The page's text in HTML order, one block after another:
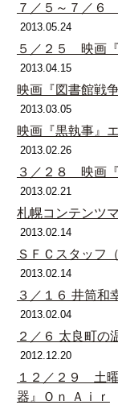
７／５～７／６
2013.05.24
５／２５ 映画
2013.04.15
映画『図書館戦争
2013.03.05
映画『黒執事』
2013.02.26
３／２８ 映画
2013.02.21
札幌コンテンツ
2013.02.14
ＳＦＣスタッフ
2013.02.14
３／１６ 井筒和
2013.02.04
２／６ 太良町の
2012.12.20
１２／２９ 土
器』Ｏｎ Ａｉｒ